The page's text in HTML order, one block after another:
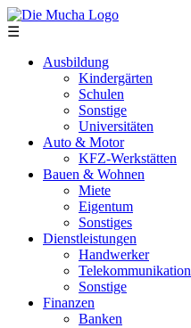
Direkt zum Inhalt
☰
Ausbildung
Kindergärten
Schulen
Sonstige
Universitäten
Auto & Motor
KFZ-Werkstätten
Bauen & Wohnen
Miete
Eigentum
Sonstiges
Dienstleistungen
Handwerker
Telekommunikation
Sonstige
Finanzen
Banken